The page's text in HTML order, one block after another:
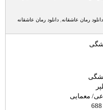
دانلود رمان عاشقانه, دانلود رمان عاشقانه
معمایی